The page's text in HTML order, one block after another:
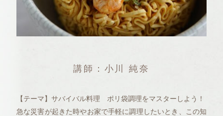
講師：小川 純奈
【テーマ】サバイバル料理 ポリ袋調理をマスターしよう！
急な災害が起きた時やお家で手軽に調理したいとき、この知